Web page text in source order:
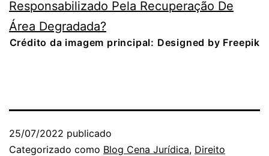
Responsabilizado Pela Recuperação De
Área Degradada?
Crédito da imagem principal: Designed by Freepik
25/07/2022 publicado
Categorizado como Blog Cena Jurídica, Direito